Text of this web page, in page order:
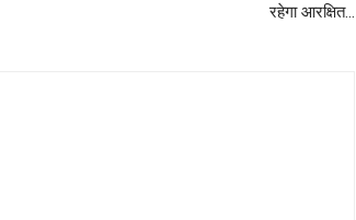
रहेगा आरक्षित…